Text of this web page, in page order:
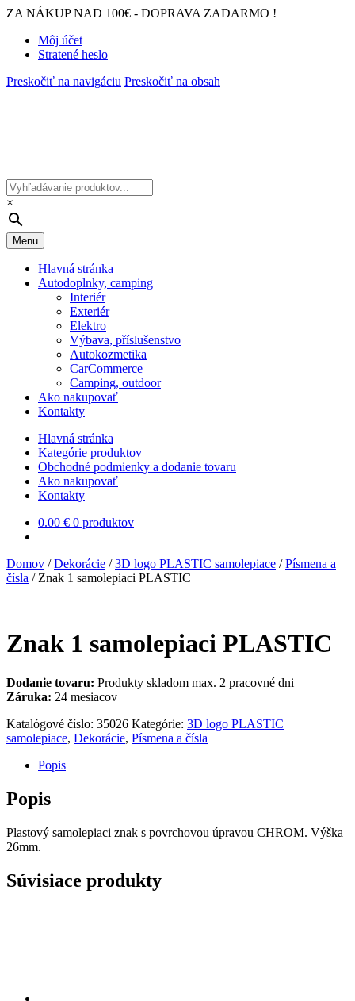
ZA NÁKUP NAD 100€ - DOPRAVA ZADARMO !
Môj účet
Stratené heslo
Preskočiť na navigáciu Preskočiť na obsah
×
Menu
Hlavná stránka
Autodoplnky, camping
Interiér
Exteriér
Elektro
Výbava, příslušenstvo
Autokozmetika
CarCommerce
Camping, outdoor
Ako nakupovať
Kontakty
Hlavná stránka
Kategórie produktov
Obchodné podmienky a dodanie tovaru
Ako nakupovať
Kontakty
0.00 € 0 produktov
Domov /Dekorácie /3D logo PLASTIC samolepiace /Písmena a
čísla / Znak 1 samolepiaci PLASTIC
Znak 1 samolepiaci PLASTIC
Dodanie tovaru: Produkty skladom max. 2 pracovné dni
Záruka: 24 mesiacov
Katalógové číslo: 35026 Kategórie: 3D logo PLASTIC
samolepiace, Dekorácie, Písmena a čísla
Popis
Popis
Plastový samolepiaci znak s povrchovou úpravou CHROM. Výška
26mm.
Súvisiace produkty